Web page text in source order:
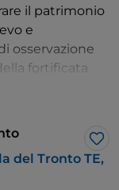
il patrimonio
e
osservazione
fortificata
storico,
all’esercito
giorno dopo la
del passato
del Tronto TE,